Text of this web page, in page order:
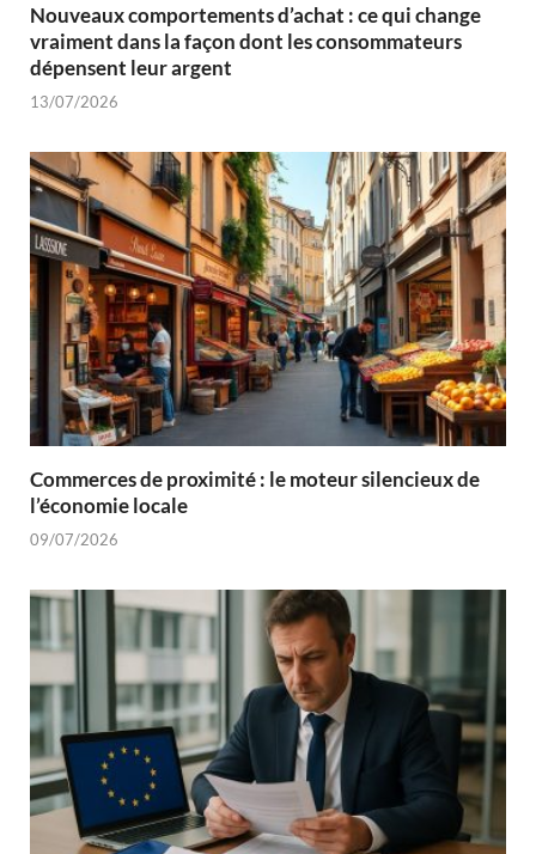
Nouveaux comportements d’achat : ce qui change
vraiment dans la façon dont les consommateurs
dépensent leur argent
13/07/2026
Commerces de proximité : le moteur silencieux de
l’économie locale
09/07/2026